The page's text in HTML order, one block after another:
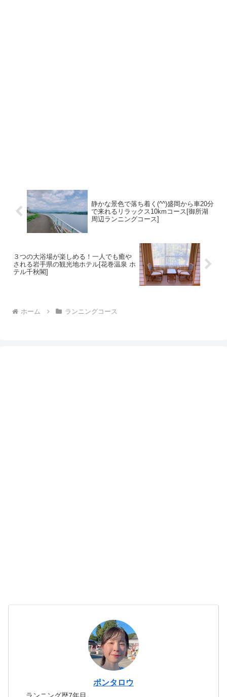
静かな景色で落ち着く(^^)盛岡から車20分
で来れるリラックス10kmコース[御所湖
周辺ランニングコース]
３つの大浴場が楽しめる！一人でも癒や
される岩手県の観光地ホテル[花巻温泉 ホ
テル千秋閣]
ホーム ランニングコース
ポンタロウ